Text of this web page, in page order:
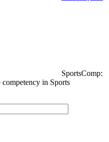
SportsComp:
in Sports